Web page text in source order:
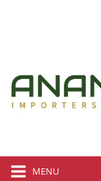
MENU